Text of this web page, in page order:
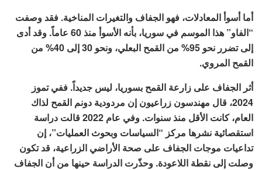
أما أسوأ المعادلات، فهو الجفاف والتغيرات المناخية. فقد وصفت
“الفاو” هذا الموسم في سوريا، بأنه الأسوأ منذ 60 عاماً. وقد أدى
إلى تضرر نحو 95% من القمح البعلي، ونحو 30 إلى 40% من
القمح المروي.
أثر الجفاف على زارعة القمح بسوريا، ليس جديداً. ففي تموز
2024، قال مهندسون زراعيون إن مردودية دونم القمح لذاك
العام، كانت الأقل منذ سنوات. وفي عام 2022 قالت دراسة
استقصائية نشرها مركز “السياسات وبحوث العمليات”، إن
تداعيات موجات الجفاف على صحة الأراضي الزراعية، قد تكون
وصلت إلى نقطة اللاعودة. وحذّرت الدراسة حينها من أن الجفاف